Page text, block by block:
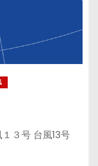
３号 台風13号